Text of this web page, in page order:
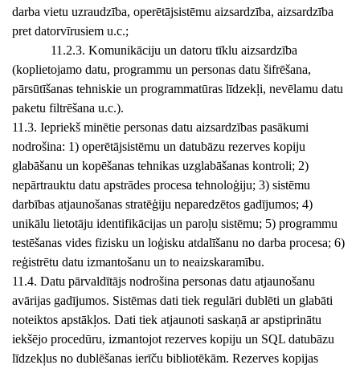
darba vietu uzraudzība, operētājsistēmu aizsardzība, aizsardzība
pret datorvīrusiem u.c.;
11.2.3. Komunikāciju un datoru tīklu aizsardzība
(koplietojamo datu, programmu un personas datu šifrēšana,
pārsūtīšanas tehniskie un programmatūras līdzekļi, nevēlamu datu
paketu filtrēšana u.c.).
11.3. Iepriekš minētie personas datu aizsardzības pasākumi
nodrošina: 1) operētājsistēmu un datubāzu rezerves kopiju
glabāšanu un kopēšanas tehnikas uzglabāšanas kontroli; 2)
nepārtrauktu datu apstrādes procesa tehnoloģiju; 3) sistēmu
darbības atjaunošanas stratēģiju neparedzētos gadījumos; 4)
unikālu lietotāju identifikācijas un paroļu sistēmu; 5) programmu
testēšanas vides fizisku un loģisku atdalīšanu no darba procesa; 6)
reģistrētu datu izmantošanu un to neaizskaramību.
11.4. Datu pārvaldītājs nodrošina personas datu atjaunošanu
avārijas gadījumos. Sistēmas dati tiek regulāri dublēti un glabāti
noteiktos apstākļos. Dati tiek atjaunoti saskaņā ar apstiprinātu
iekšējo procedūru, izmantojot rezerves kopiju un SQL datubāzu
līdzekļus no dublēšanas ierīču bibliotēkām. Rezerves kopijas